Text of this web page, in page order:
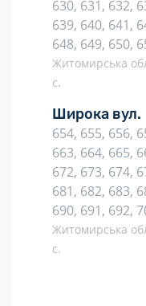
630, 631, 632,
639, 640, 641,
648, 649, 650,
Житомирська
с.
Широка вул.
654, 655, 656,
663, 664, 665,
672, 673, 674,
681, 682, 683,
690, 691, 692,
Житомирська
с.